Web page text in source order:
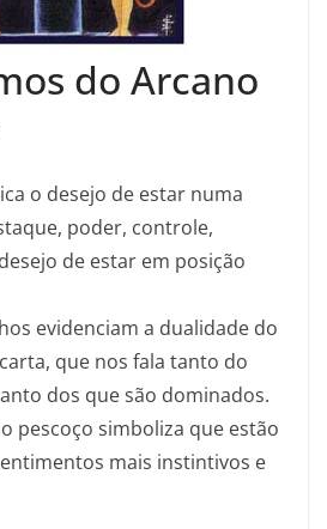
do Arcano
o desejo de estar numa
poder, controle,
de estar em posição
evidenciam a dualidade do
que nos fala tanto do
dos que são dominados.
pescoço simboliza que estão
mais instintivos e